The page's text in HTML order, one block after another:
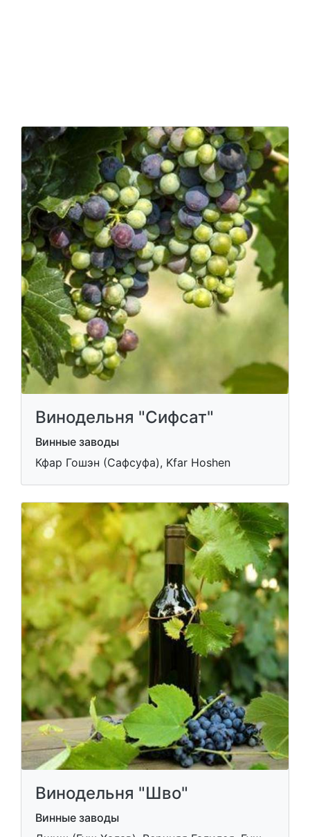
Винодельня "Сифсат"
Винные заводы
Кфар Гошэн (Сафсуфа), Kfar Hoshen
Винодельня "Шво"
Винные заводы